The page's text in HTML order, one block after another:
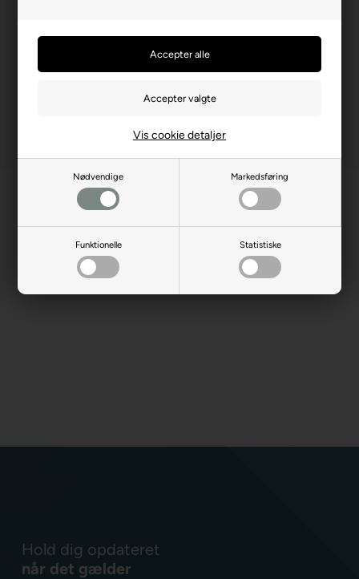
Nødvendige Markedsføring
Funktionelle Statistiske
Vis cookie detaljer
Ikke til børn under 3 år.
Hold dig opdateret
når det gælder